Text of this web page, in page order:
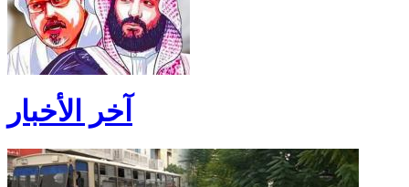
آخر الأخبار